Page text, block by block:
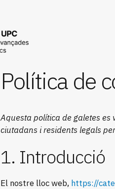
Política de
Aquesta política de galetes es
ciutadans i residents legals
1. Introducció
El nostre lloc web, https://